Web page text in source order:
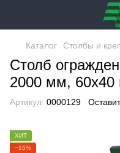
Каталог Столбы и
Столб
2000 мм,
Артикул: 0000129
ХИТ
−15%